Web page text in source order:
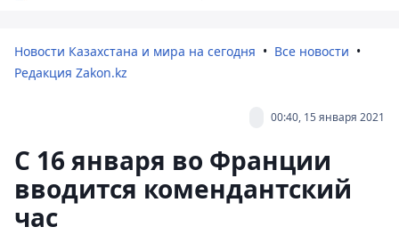
Новости Казахстана и мира на сегодня
Все новости
Редакция Zakon.kz
00:40, 15 января 2021
С 16 января во Франции
вводится комендантский
час